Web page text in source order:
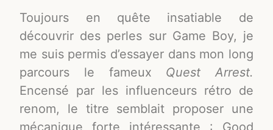
Toujours en quête insatiable de
découvrir des perles sur Game Boy, je
me suis permis d’essayer dans mon long
parcours le fameux Quest Arrest.
Encensé par les influenceurs rétro de
renom, le titre semblait proposer une